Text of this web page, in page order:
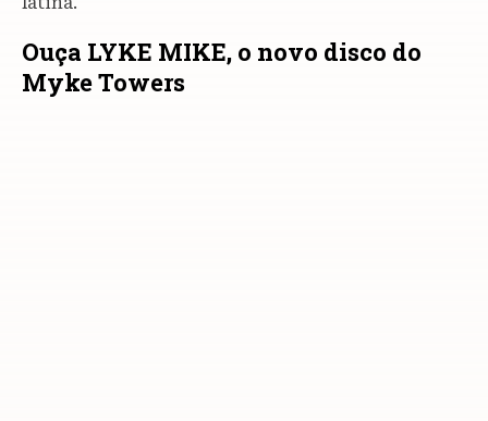
Ouça LYKE MIKE, o novo disco do
Myke Towers